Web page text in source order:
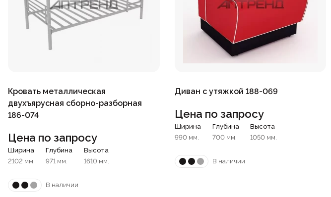
Кровать металлическая
двухъярусная сборно-разборная
186-074
Цена по запросу
Ширина
2102 мм.
Глубина
971 мм.
Высота
1610 мм.
В наличии
Диван с утяжкой 188-069
Цена по запросу
Ширина
990 мм.
Глубина
700 мм.
Высота
1050 мм.
В наличии